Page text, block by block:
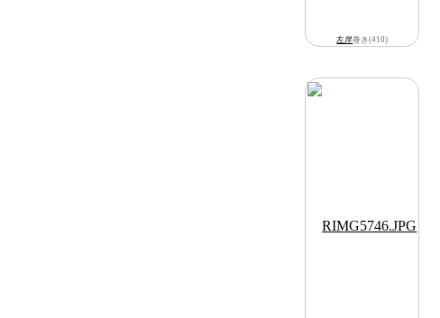
左岸巻き(410)